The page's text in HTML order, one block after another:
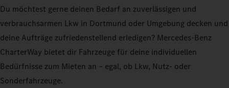
Du möchtest gerne deinen Bedarf an zuverlässigen und
verbrauchsarmen Lkw in Dortmund oder Umgebung decken und
deine Aufträge zufriedenstellend erledigen? Mercedes-Benz
CharterWay bietet dir Fahrzeuge für deine individuellen
Bedürfnisse zum Mieten an – egal, ob Lkw, Nutz- oder
Sonderfahrzeuge.